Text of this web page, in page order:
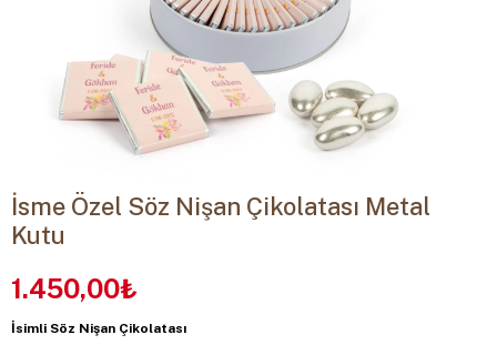
İsme Özel Söz Nişan Çikolatası Metal
Kutu
1.450,00₺
İsimli Söz Nişan Çikolatası